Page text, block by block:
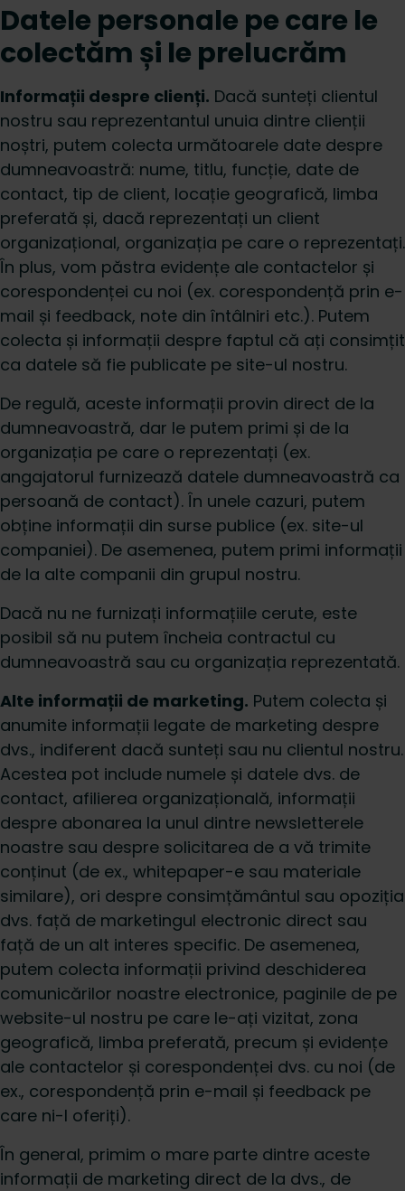
Datele personale pe care le
colectăm și le prelucrăm
Informații despre clienți. Dacă sunteți clientul
nostru sau reprezentantul unuia dintre clienții
noștri, putem colecta următoarele date despre
dumneavoastră: nume, titlu, funcție, date de
contact, tip de client, locație geografică, limba
preferată și, dacă reprezentați un client
organizațional, organizația pe care o reprezentați.
În plus, vom păstra evidențe ale contactelor și
corespondenței cu noi (ex. corespondență prin e-
mail și feedback, note din întâlniri etc.). Putem
colecta și informații despre faptul că ați consimțit
ca datele să fie publicate pe site-ul nostru.
De regulă, aceste informații provin direct de la
dumneavoastră, dar le putem primi și de la
organizația pe care o reprezentați (ex.
angajatorul furnizează datele dumneavoastră ca
persoană de contact). În unele cazuri, putem
obține informații din surse publice (ex. site-ul
companiei). De asemenea, putem primi informații
de la alte companii din grupul nostru.
Dacă nu ne furnizați informațiile cerute, este
posibil să nu putem încheia contractul cu
dumneavoastră sau cu organizația reprezentată.
Alte informații de marketing. Putem colecta și
anumite informații legate de marketing despre
dvs., indiferent dacă sunteți sau nu clientul nostru.
Acestea pot include numele și datele dvs. de
contact, afilierea organizațională, informații
despre abonarea la unul dintre newsletterele
noastre sau despre solicitarea de a vă trimite
conținut (de ex., whitepaper-e sau materiale
similare), ori despre consimțământul sau opoziția
dvs. față de marketingul electronic direct sau
față de un alt interes specific. De asemenea,
putem colecta informații privind deschiderea
comunicărilor noastre electronice, paginile de pe
website-ul nostru pe care le-ați vizitat, zona
geografică, limba preferată, precum și evidențe
ale contactelor și corespondenței dvs. cu noi (de
ex., corespondență prin e-mail și feedback pe
care ni-l oferiți).
În general, primim o mare parte dintre aceste
informații de marketing direct de la dvs., de